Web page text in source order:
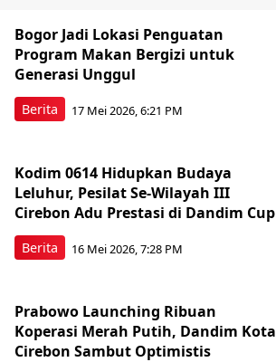
Berita
Bogor Jadi Lokasi Penguatan
Program Makan Bergizi untuk
Generasi Unggul
17 Mei 2026, 6:21 PM
Berita
Kodim 0614 Hidupkan Budaya
Leluhur, Pesilat Se-Wilayah III
Cirebon Adu Prestasi di Dandim Cup
16 Mei 2026, 7:28 PM
Prabowo Launching Ribuan
Koperasi Merah Putih, Dandim Kota
Cirebon Sambut Optimistis